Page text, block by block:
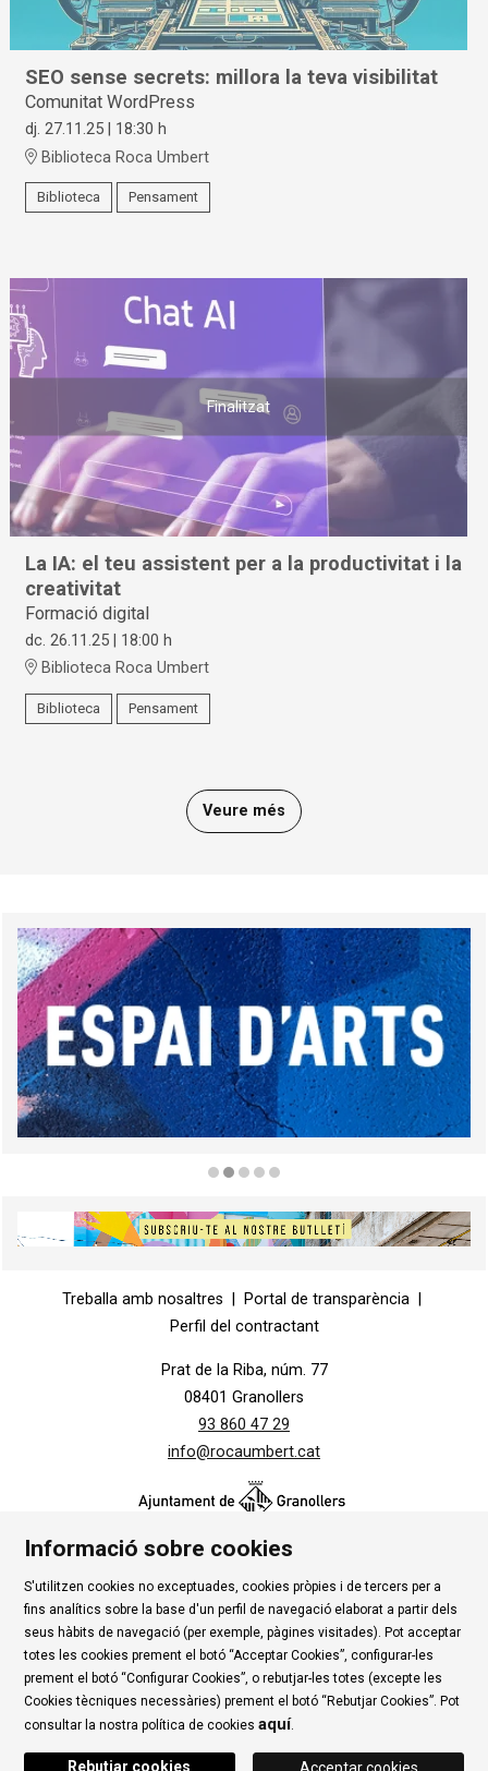
SEO sense secrets: millora la teva visibilitat
Comunitat WordPress
dj. 27.11.25
18:30 h
Biblioteca Roca Umbert
Biblioteca Pensament
Finalitzat
La IA: el teu assistent per a la productivitat i la
creativitat
Formació digital
dc. 26.11.25 | 18:00 h
Biblioteca Roca Umbert
Biblioteca Pensament
Veure més
Treballa amb nosaltres
Portal de transparència
Perfil del contractant
Prat de la Riba, núm. 77
08401 Granollers
93 860 47 29
info@rocaumbert.cat
Contacte | Instància Genèrica | Alta Tercers
|
Ús de Cookies
| Política de privadesa | Avís Legal
|
Condicions d'ús Roca Umbert
Link a rssLink a instagramLink a youtubeLink a twitter
Link
Informació sobre cookies
S'utilitzen cookies no exceptuades, cookies pròpies i de tercers per a
fins analítics sobre la base d'un perfil de navegació elaborat a partir dels
seus hàbits de navegació (per exemple, pàgines visitades). Pot acceptar
totes les cookies prement el botó “Acceptar Cookies”, configurar-les
prement el botó “Configurar Cookies”, o rebutjar-les totes (excepte les
Cookies tècniques necessàries) prement el botó “Rebutjar Cookies”. Pot
consultar la nostra política de cookies aquí.
Rebutjar cookies